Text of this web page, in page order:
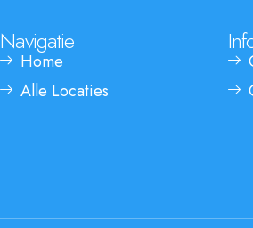
Navigatie
Home
Alle Locaties